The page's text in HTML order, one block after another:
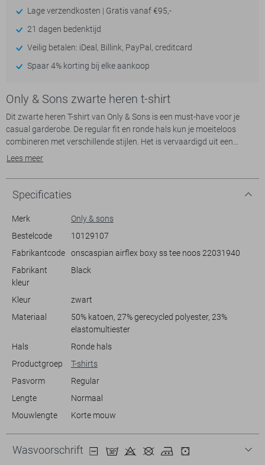
Lage verzendkosten | Gratis vanaf €95,-
21 dagen bedenktijd
Veilig betalen: iDeal, Billink, PayPal, creditcard
Spaar 4% korting bij elke aankoop
Only & Sons zwarte heren t-shirt
Dit zwarte heren T-shirt van Only & Sons is een must-have voor je
casual garderobe. De regular fit en ronde hals kun je moeiteloos
combineren met verschillende stijlen. Het is vervaardigd uit een
duurzame stof die zowel comfortabel zit als goed past bij dagelijkse
informele situaties en het hele jaar door.
De tijdloze zwarte kleur zorgt ervoor dat je dit T-shirt gemakkelijk kunt
combineren met jeans of een nette broek, afhankelijk van de
gelegenheid. Of je nu een relaxte dag met vrienden hebt of een casual
en hoogwaardige afwerking maken het een betrouwbare keuze voor
elke dag.
Lees meer
Specificaties
Merk
Only & sons
Bestelcode
10129107
Fabrikantcode
onscaspian airflex boxy ss tee noos 22031940
Fabrikant
kleur
Black
Kleur
zwart
Materiaal
50% katoen, 27% gerecycled polyester, 23%
elastomultiester
Hals
Ronde hals
Productgroep
T-shirts
Pasvorm
Regular
Lengte
Normaal
Mouwlengte
Korte mouw
Wasvoorschrift